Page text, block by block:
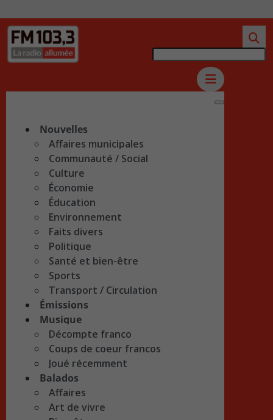
Nouvelles
Affaires municipales
Communauté / Social
Culture
Économie
Éducation
Environnement
Faits divers
Politique
Santé et bien-être
Sports
Transport / Circulation
Émissions
Musique
Décompte franco
Coups de coeur francos
Joué récemment
Balados
Affaires
Art de vivre